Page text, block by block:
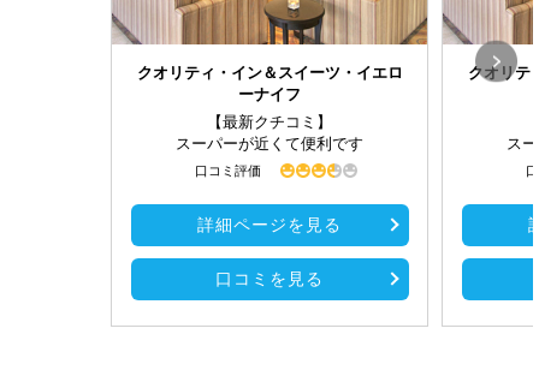
クオリティ・イン＆スイーツ・イエロ
ーナイフ
【最新クチコミ】
スーパーが近くて便利です
口コミ評価
詳細ページを見る
口コミを見る
クオリテ
ス